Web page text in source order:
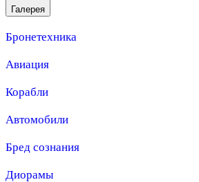
Галерея
Бронетехника
Авиация
Корабли
Автомобили
Бред сознания
Диорамы